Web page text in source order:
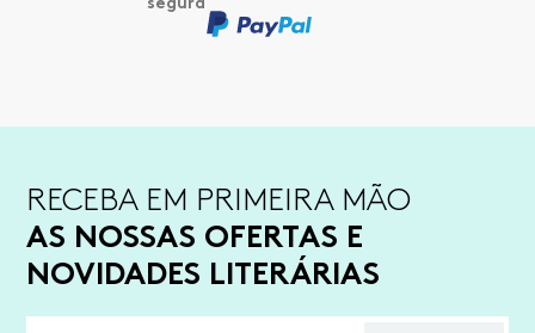
RECEBA EM PRIMEIRA MÃO
AS NOSSAS OFERTAS E
NOVIDADES LITERÁRIAS